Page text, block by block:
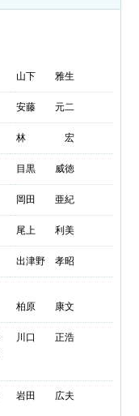
山下 雅生
安藤 元二
林 宏
目黒 威徳
岡田 亜紀
尾上 利美
出津野 孝昭
柏原 康文
川口 正浩
岩田 広夫